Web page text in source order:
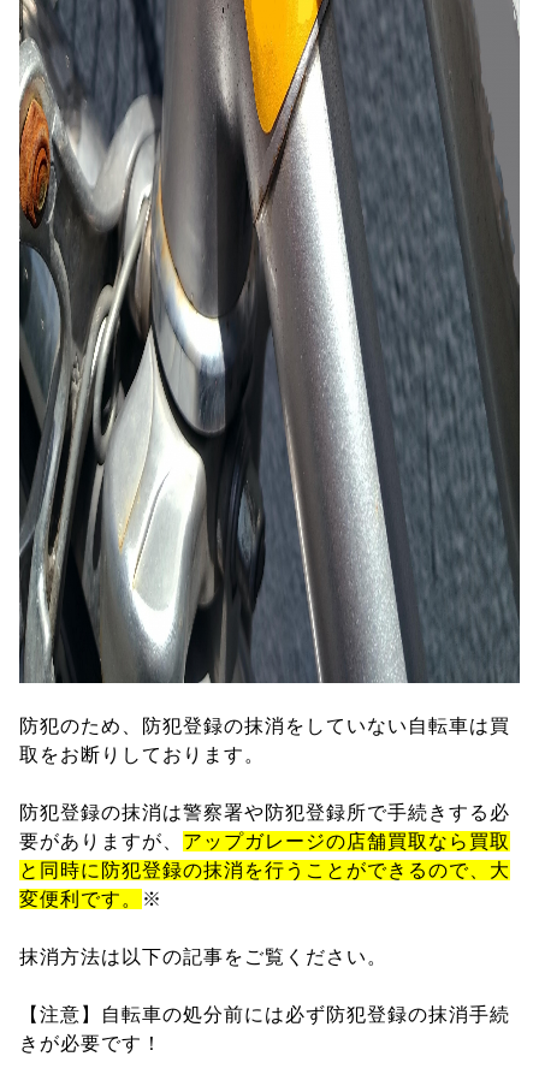
防犯のため、防犯登録の抹消をしていない自転車は買
取をお断りしております。
防犯登録の抹消は警察署や防犯登録所で手続きする必
要がありますが、 アップガレージの店舗買取なら買取
と同時に防犯登録の抹消を行うことができるので、大
変便利です。
※
抹消方法は以下の記事をご覧ください。
【注意】自転車の処分前には必ず防犯登録の抹消手続
きが必要です！